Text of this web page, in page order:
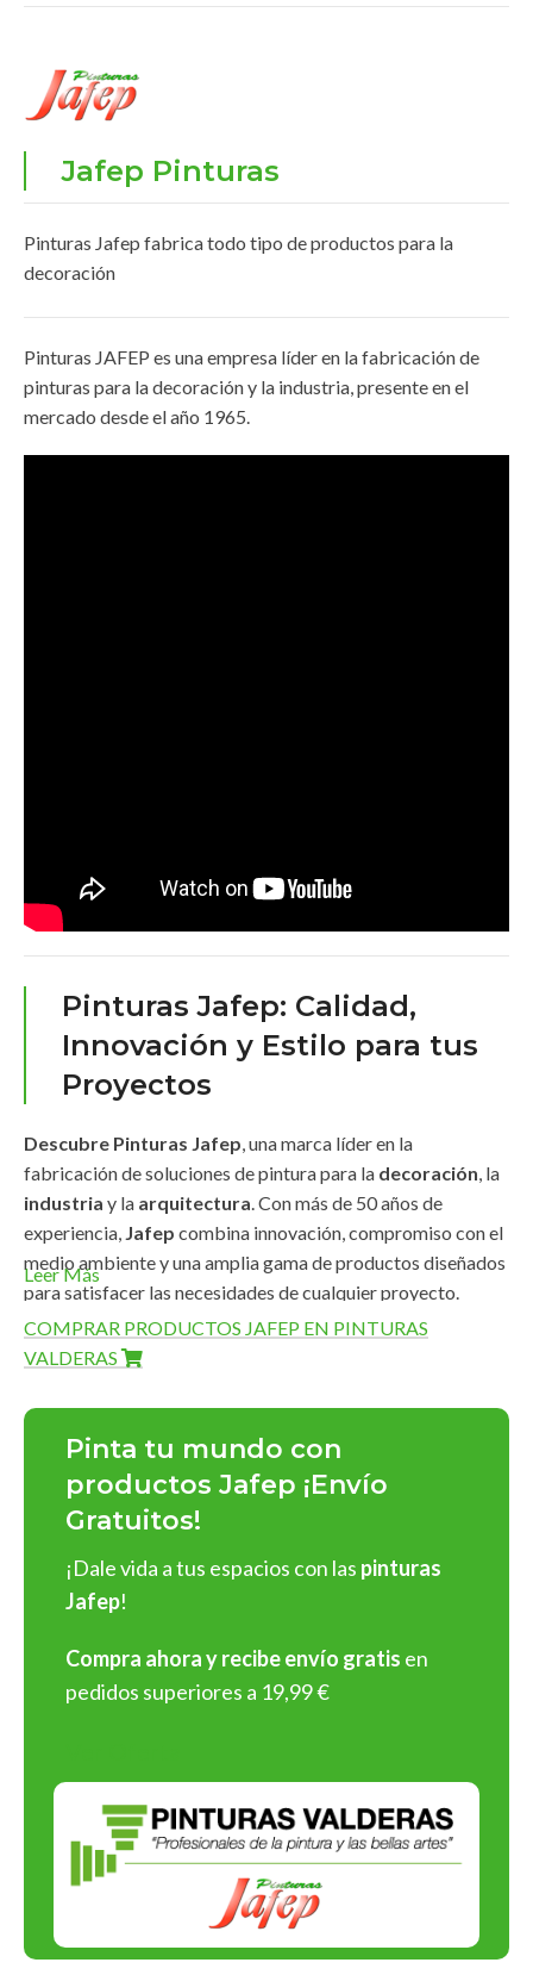
Jafep Pinturas
Pinturas Jafep fabrica todo tipo de productos para la
decoración
Pinturas JAFEP es una empresa líder en la fabricación de
pinturas para la decoración y la industria, presente en el
mercado desde el año 1965.
Pinturas Jafep: Calidad,
Innovación y Estilo para tus
Proyectos
Descubre Pinturas Jafep, una marca líder en la
fabricación de soluciones de pintura para la decoración, la
industria y la arquitectura. Con más de 50 años de
experiencia, Jafep combina innovación, compromiso con el
medio ambiente y una amplia gama de productos diseñados
para satisfacer las necesidades de cualquier proyecto.
Amplia Gama de Productos
Pinturas Jafepofrece una línea completa de productos de
alta calidad que destacan por su
impecablesy fácil aplicación:
Pinturas para interiores y exteriores
personalizables.
Barnices y esmaltes
Selladores y revestimientos: Soluciones profesionales
para preparar y proteger superficies antes de aplicar
¡Elige Pinturas Jafep y asegura
resultados espectaculares en
cada aplicación!
Compromiso con la Calidad y el
Medio Ambiente
Leer Más
COMPRAR PRODUCTOS JAFEP EN PINTURAS
VALDERAS
Pinta tu mundo con
productos Jafep ¡Envío
Gratuitos!
¡Dale vida a tus espacios con las pinturas
Jafep!
Compra ahora y recibe envío gratis en
pedidos superiores a 19,99 €